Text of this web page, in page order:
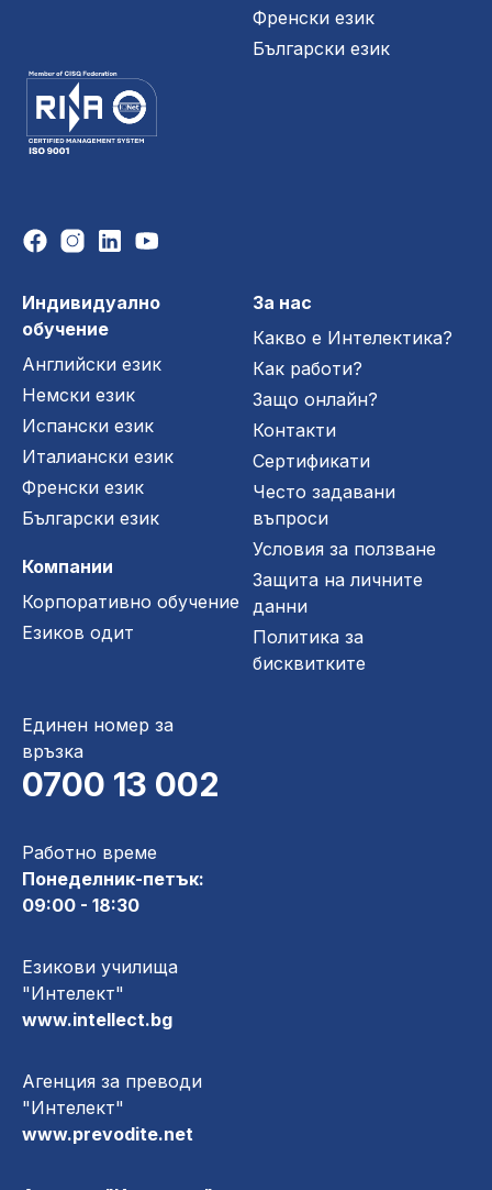
Френски език
Български език
Индивидуално
обучение
Английски език
Немски език
Испански език
Италиански език
Френски език
Български език
Компании
Корпоративно обучение
Езиков одит
За нас
Какво е Интелектика?
Как работи?
Защо онлайн?
Контакти
Сертификати
Често задавани
въпроси
Условия за ползване
Защита на личните
данни
Политика за
бисквитките
Единен номер за
връзка
0700 13 002
Работно време
Понеделник-петък:
09:00 - 18:30
Езикови училища
"Интелект"
www.intellect.bg
Агенция за преводи
"Интелект"
www.prevodite.net